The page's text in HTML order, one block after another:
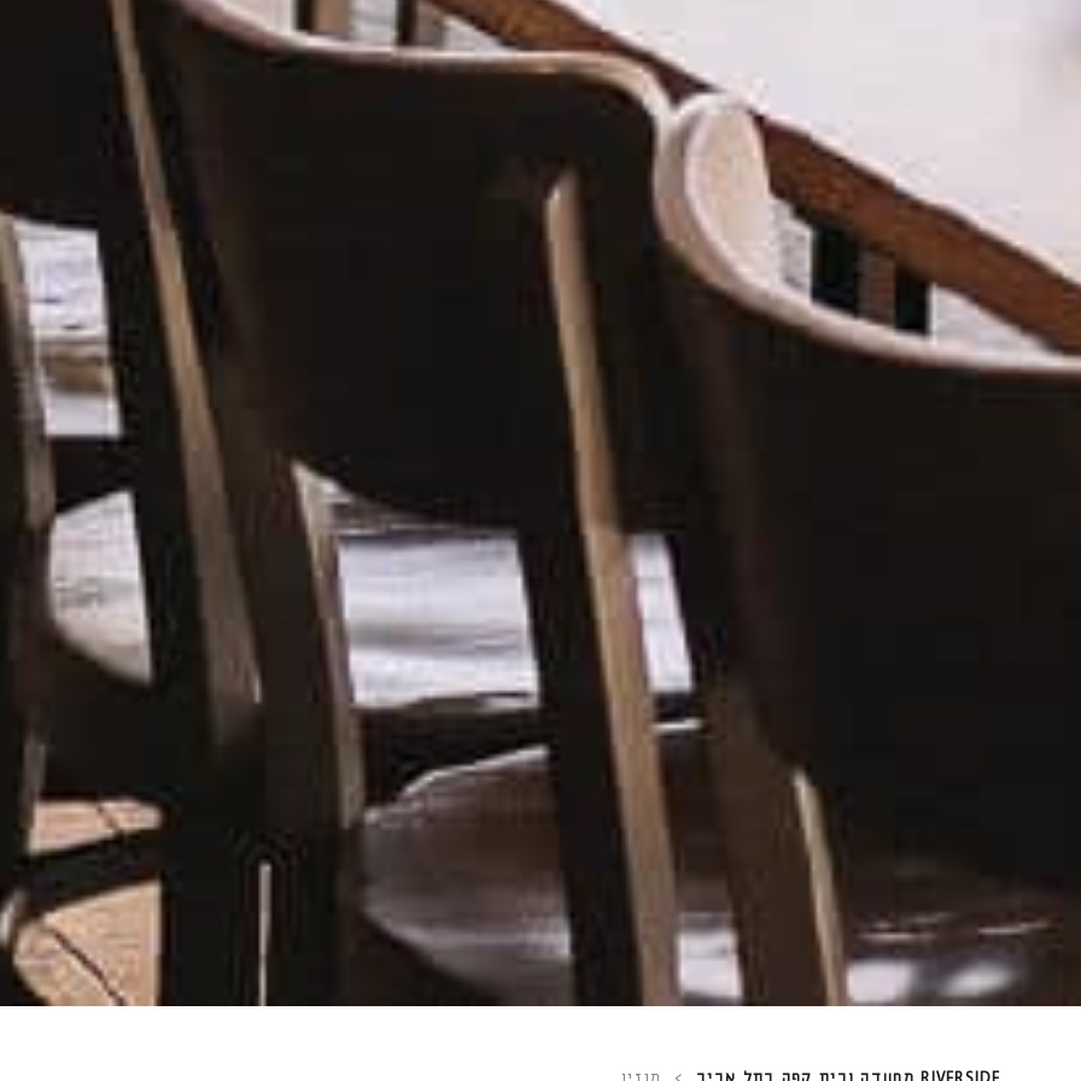
RIVERSIDE מסעדה ובית קפה בתל אביב > מגזין